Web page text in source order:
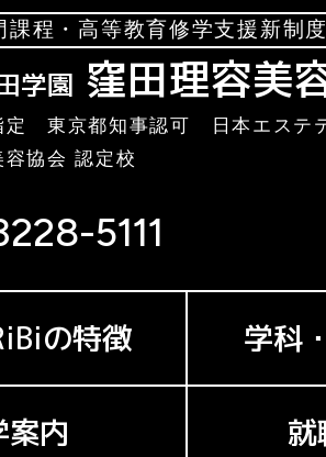
課程・高等教育修学支援新制
学園 窪田理容美
定 東京都知事認可 日本エステ
協会 認定校
5111
の特徴 学科
案内